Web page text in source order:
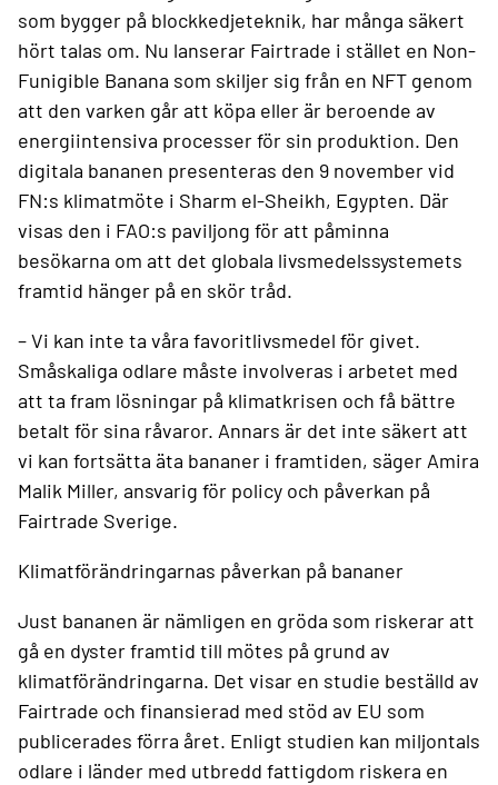
som bygger på blockkedjeteknik, har många säkert
hört talas om. Nu lanserar Fairtrade i stället en Non-
Funigible Banana som skiljer sig från en NFT genom
att den varken går att köpa eller är beroende av
energiintensiva processer för sin produktion. Den
digitala bananen presenteras den 9 november vid
FN:s klimatmöte i Sharm el-Sheikh, Egypten. Där
visas den i FAO:s paviljong för att påminna
besökarna om att det globala livsmedelssystemets
framtid hänger på en skör tråd.
– Vi kan inte ta våra favoritlivsmedel för givet.
Småskaliga odlare måste involveras i arbetet med
att ta fram lösningar på klimatkrisen och få bättre
betalt för sina råvaror. Annars är det inte säkert att
vi kan fortsätta äta bananer i framtiden, säger Amira
Malik Miller, ansvarig för policy och påverkan på
Fairtrade Sverige.
Klimatförändringarnas påverkan på bananer
Just bananen är nämligen en gröda som riskerar att
gå en dyster framtid till mötes på grund av
klimatförändringarna. Det visar en studie beställd av
Fairtrade och finansierad med stöd av EU som
publicerades förra året. Enligt studien kan miljontals
odlare i länder med utbredd fattigdom riskera en